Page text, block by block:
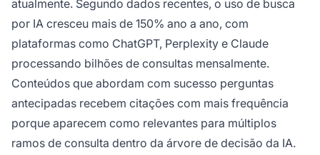
atualmente. Segundo dados recentes, o uso de busca
por IA cresceu mais de 150% ano a ano, com
plataformas como ChatGPT, Perplexity e Claude
processando bilhões de consultas mensalmente.
Conteúdos que abordam com sucesso perguntas
antecipadas recebem citações com mais frequência
porque aparecem como relevantes para múltiplos
ramos de consulta dentro da árvore de decisão da IA.